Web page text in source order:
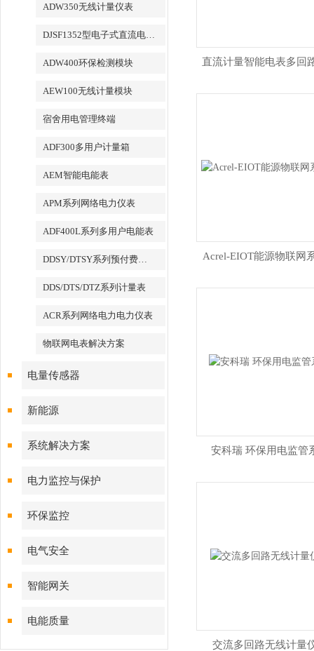
ADW350无线计量仪表
DJSF1352型电子式直流电能表
ADW400环保检测模块
AEW100无线计量模块
宿舍用电管理终端
ADF300多用户计量箱
AEM智能电能表
APM系列网络电力仪表
ADF400L系列多用户电能表
DDSY/DTSY系列预付费电表
DDS/DTS/DTZ系列计量表
ACR系列网络电力电力仪表
物联网电表解决方案
电量传感器
新能源
系统解决方案
电力监控与保护
环保监控
电气安全
智能网关
电能质量
直流计量智能电表多回
Acrel-EIOT能源物联网
安科瑞 环保用电监管
交流多回路无线计量